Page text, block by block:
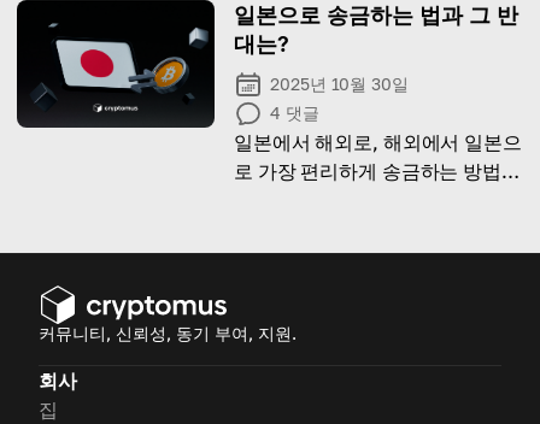
일본으로 송금하는 법과 그 반
대는?
2025년 10월 30일
4 댓글
일본에서 해외로, 해외에서 일본으
로 가장 편리하게 송금하는 방법을
커뮤니티, 신뢰성, 동기 부여, 지원.
회사
집